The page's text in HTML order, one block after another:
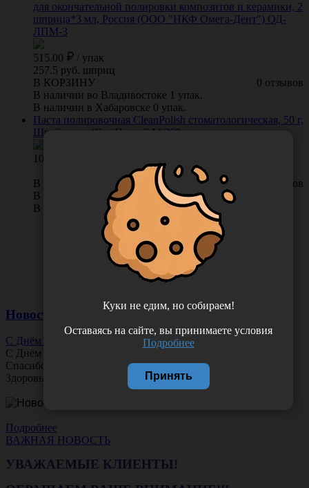
для окончательной полировки композитов и керамики, 2
шприца*3 мл, Россия (ООО "НКФ Омега-Дент") ОД-
ЛПМ-3
515.00 / упак
257.5 руб. шприц
0 отзывов
В КОРЗИНУ
В наличии во Владивостоке 1 упак.
В наличии в Хабаровске 0 упак.
Паста полировочная CleanPolish стоматологическая, 50 г,
Швейцария (KerrHawe SA) 360
1092.00
0 отзывов
В КОРЗИНУ
В наличии во Владивостоке 5 шт.
В наличии в Хабаровске 0 шт.
Новости
С Днём Офтальмолога!
С Днём
Спасибо за ясное зрение и заботу о пациентах.
Здоровья вам и новых профессиональных побед!
Подробнее
ВАЖНАЯ НОВОСТЬ
УВАЖАЕМЫЕ КЛИЕНТЫ!
Куки не едим, но собираем!
Оставаясь на сайте, вы принимаете условия
Подробнее
Принять